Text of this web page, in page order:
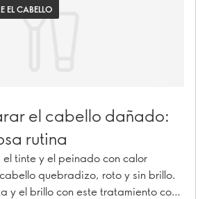
EL CABELLO
el cabello dañado:
rutina
tinte y el peinado con calor
quebradizo, roto y sin brillo.
y el brillo con este tratamiento con